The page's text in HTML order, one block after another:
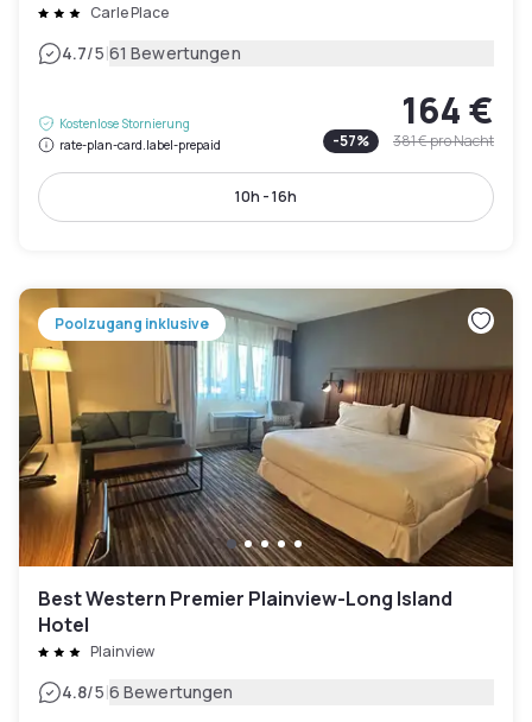
Carle Place
4.7/5|61 Bewertungen
Kostenlose Stornierung
rate-plan-card.label-prepaid
164 €
-57% 381 €pro Nacht
10h - 16h
Poolzugang inklusive
Best Western Premier Plainview-Long Island
Hotel
Plainview
4.8/5|6 Bewertungen